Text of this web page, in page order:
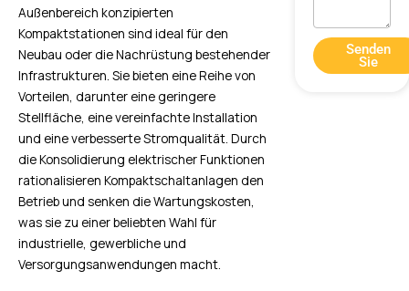
Außenbereich konzipierten
Kompaktstationen sind ideal für den
Neubau oder die Nachrüstung bestehender
Infrastrukturen. Sie bieten eine Reihe von
Vorteilen, darunter eine geringere
Stellfläche, eine vereinfachte Installation
und eine verbesserte Stromqualität. Durch
die Konsolidierung elektrischer Funktionen
rationalisieren Kompaktschaltanlagen den
Betrieb und senken die Wartungskosten,
was sie zu einer beliebten Wahl für
industrielle, gewerbliche und
Versorgungsanwendungen macht.
Senden
Sie